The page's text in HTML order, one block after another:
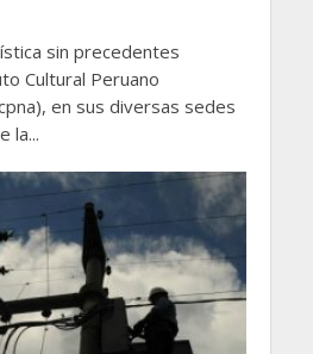
sin precedentes
Cultural Peruano
en sus diversas sedes
la...